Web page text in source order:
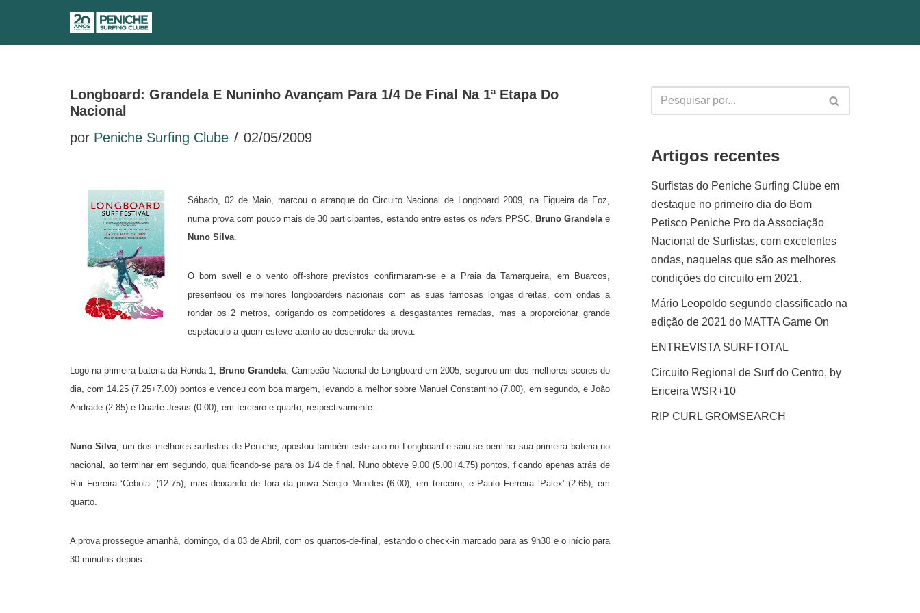
Longboard: Grandela E Nuninho Avançam Para 1/4 De Final Na 1ª Etapa Do
Nacional
por Peniche Surfing Clube 02/05/2009
Sábado, 02 de Maio, marcou o arranque do Circuito Nacional de Longboard 2009, na Figueira da Foz,
numa prova com pouco mais de 30 participantes, estando entre estes os riders PPSC, Bruno Grandelae
Nuno Silva.
O bom swell e o vento off-shore previstos confirmaram-se e a Praia da Tamargueira, em Buarcos,
presenteou os melhores longboarders nacionais com as suas famosas longas direitas, com ondas a
rondar os2 metros, obrigando os competidores a desgastantes remadas, mas a proporcionar grande
espetáculo a quem esteve atento ao desenrolar da prova.
Logo na primeira bateria da Ronda 1, Bruno Grandela, Campeão Nacional de Longboard em 2005, segurou um dos melhores scores do
dia, com 14.25 (7.25+7.00) pontos e venceu com boa margem, levando a melhor sobre Manuel Constantino (7.00), em segundo, e João
Andrade (2.85) e Duarte Jesus (0.00), em terceiro e quarto, respectivamente.
Nuno Silva, um dos melhores surfistas de Peniche, apostou também este ano no Longboard e saiu-se bem na sua primeira bateria no
nacional, ao terminar em segundo, qualificando-se para os 1/4 de final. Nuno obteve 9.00 (5.00+4.75) pontos, ficando apenas atrás de
Rui Ferreira ‘Cebola’ (12.75), mas deixando de fora da prova Sérgio Mendes (6.00), em terceiro, e Paulo Ferreira ‘Palex’ (2.65), em
quarto.
A prova prossegue amanhã, domingo, dia 03 de Abril, com os quartos-de-final, estando o check-in marcado para as 9h30 e o início para
30 minutos depois.
Artigos recentes
Surfistas do Peniche Surfing Clube em
destaque no primeiro dia do Bom
Petisco Peniche Pro da Associação
Nacional de Surfistas, com excelentes
ondas, naquelas que são as melhores
condições do circuito em 2021.
Mário Leopoldo segundo classificado na
edição de 2021 do MATTA Game On
ENTREVISTA SURFTOTAL
Circuito Regional de Surf do Centro, by
Ericeira WSR+10
RIP CURL GROMSEARCH